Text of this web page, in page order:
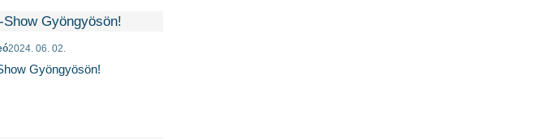
2024. 06. 02.
Gyöngyösön!